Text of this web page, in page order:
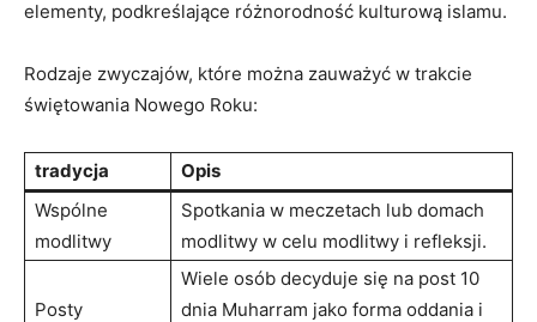
elementy, podkreślające różnorodność kulturową islamu.
Rodzaje zwyczajów, które można zauważyć w trakcie
świętowania Nowego Roku:
tradycja
Opis
Wspólne
modlitwy
Spotkania w meczetach lub domach
modlitwy w celu modlitwy i refleksji.
Posty
Wiele osób decyduje się na post 10
dnia Muharram jako forma oddania i